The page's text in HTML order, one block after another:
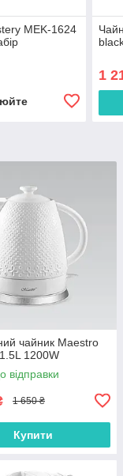
MEK-1624
1
чайник Maestro
1200W
відправки
1 650 ₴
Купити